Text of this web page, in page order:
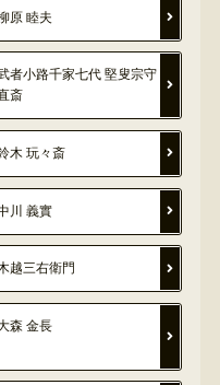
原 睦夫
者小路千家七代 堅叟宗守
斎
木 玩々斎
川 義實
越三右衛門
森 金長